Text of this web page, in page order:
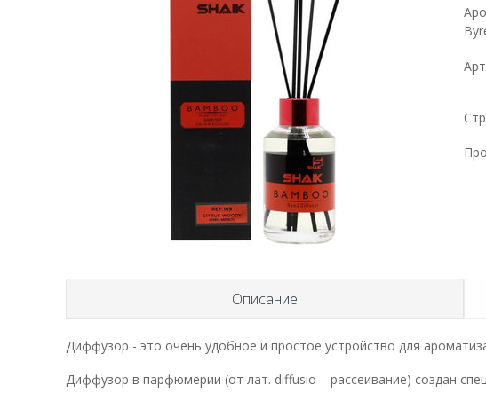
Описание
Диффузор - это очень удобное и простое устройство для
Диффузор в парфюмерии (от лат. diffusio – рассеивание) создан